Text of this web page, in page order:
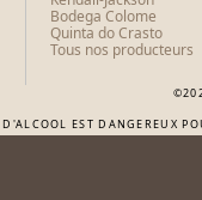
Bodega Colome
Quinta do Crasto
Tous nos producteurs
EST DANGEREUX